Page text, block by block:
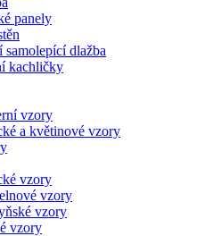
panely
samolepící dlažba
kachličky
vzory
a květinové vzory
vzory
vzory
vzory
vzory